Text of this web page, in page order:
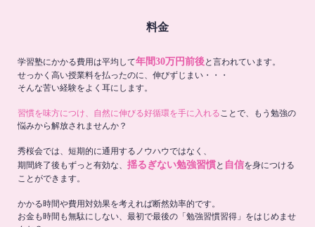
料金
学習塾にかかる費用は平均して年間30万円前後と言われています。
せっかく高い授業料を払ったのに、伸びずじまい・・・
そんな苦い経験をよく耳にします。
習慣を味方につけ、自然に伸びる好循環を手に入れる ことで、もう勉強の
悩みから解放されませんか？
秀桜会では、短期的に通用するノウハウではなく、
期間終了後もずっと有効な、 揺るぎない勉強習慣と 自信を身につける
ことができます。
かかる時間や費用対効果を考えれば断然効率的です。
お金も時間も無駄にしない、最初で最後の「勉強習慣習得」をはじめませ